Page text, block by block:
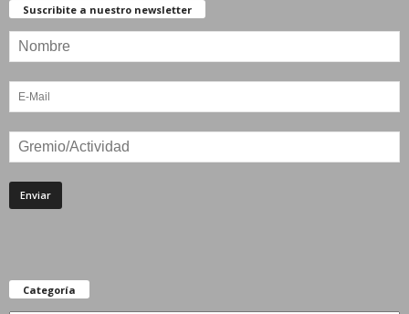
Suscribite a nuestro newsletter
Categoría